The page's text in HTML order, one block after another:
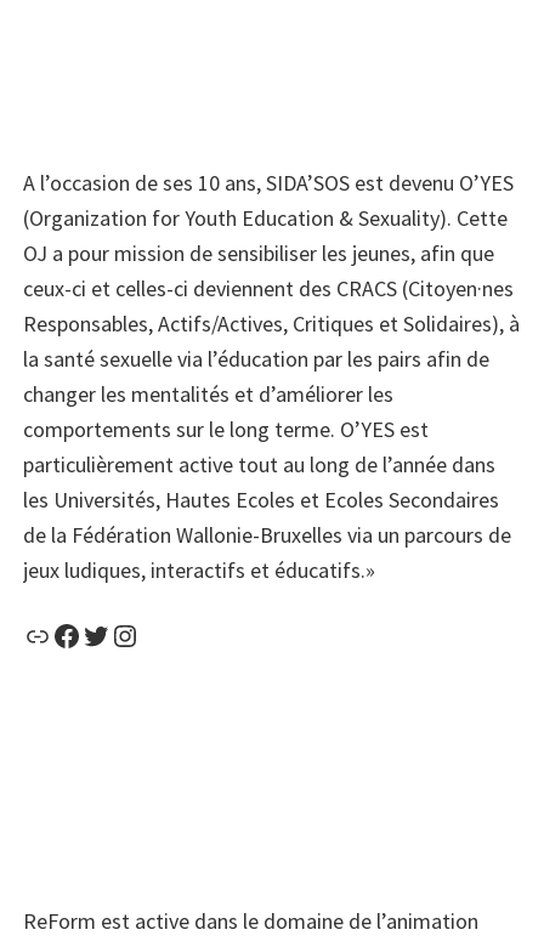
A l’occasion de ses 10 ans, SIDA’SOS est devenu O’YES
(Organization for Youth Education & Sexuality). Cette
OJ a pour mission de sensibiliser les jeunes, afin que
ceux-ci et celles-ci deviennent des CRACS (Citoyen·nes
Responsables, Actifs/Actives, Critiques et Solidaires), à
la santé sexuelle via l’éducation par les pairs afin de
changer les mentalités et d’améliorer les
comportements sur le long terme. O’YES est
particulièrement active tout au long de l’année dans
les Universités, Hautes Ecoles et Ecoles Secondaires
de la Fédération Wallonie-Bruxelles via un parcours de
jeux ludiques, interactifs et éducatifs.»
LienFacebook
Twitter
Instagram
ReForm est active dans le domaine de l’animation